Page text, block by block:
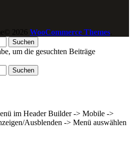
2026 WooCommerce Themes
Suchen
um die gesuchten Beiträge
Suchen
im Header Builder -> Mobile ->
Ausblenden -> Menü auswählen